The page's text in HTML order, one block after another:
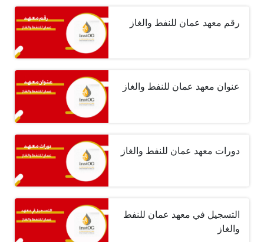
رقم معهد عمان للنفط والغاز
عنوان معهد عمان للنفط والغاز
دورات معهد عمان للنفط والغاز
التسجيل في معهد عمان للنفط
والغاز